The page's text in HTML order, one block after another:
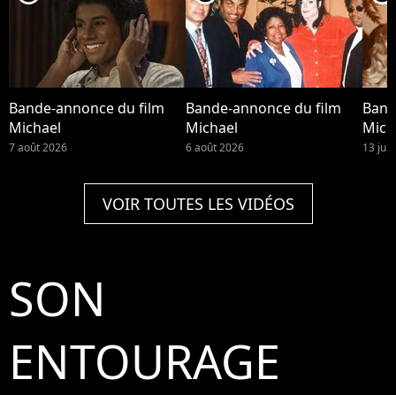
Bande-annonce du film
Michael
7 août 2026
Bande-annonce du film
Michael
6 août 2026 13
VOIR TOUTES LES VIDÉOS
SON
ENTOURAGE